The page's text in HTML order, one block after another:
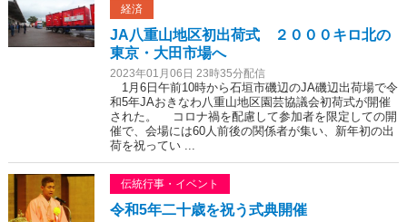
経済
JA八重山地区初出荷式 ２０００キロ北の
東京・大田市場へ
2023年01月06日 23時35分配信
1月6日午前10時から石垣市磯辺のJA磯辺出荷場で令
和5年JAおきなわ八重山地区園芸協議会初荷式が開催
された。 コロナ禍を配慮して参加者を限定しての開
催で、会場には60人前後の関係者が集い、新年初の出
荷を祝ってい ...
伝統行事・イベント
令和5年二十歳を祝う式典開催